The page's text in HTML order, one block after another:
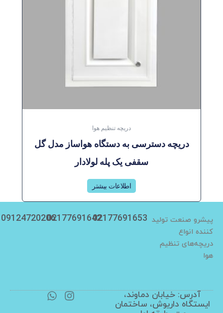
دریچه تنظیم هوا
دریچه دسترسی به دستگاه هواساز مدل گل
سقفی یک پله لولادار
اطلاعات بیشتر
پیشرو صنعت تولید
کننده انواع
دریچه‌های تنظیم
هوا
02177691653
02177691642
09124720206
آدرس: خیابان دماوند،
ایستگاه داریوش، ساختمان
I
W